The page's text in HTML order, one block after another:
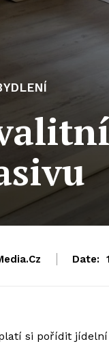
Date:
si pořídit